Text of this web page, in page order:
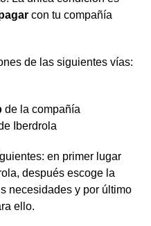
con tu compañía
de las siguientes vías:
de la compañía
Iberdrola
en primer lugar
después escoge la
necesidades y por último
ello.